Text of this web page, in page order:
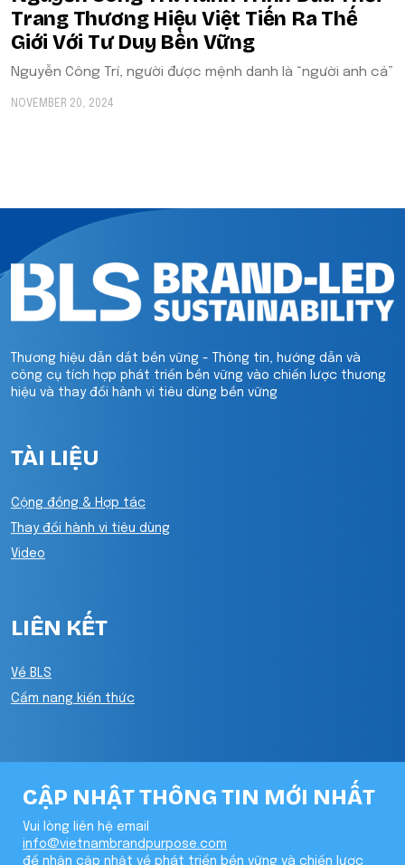
Trang Thương Hiệu Việt Tiến Ra Thế
Giới Với Tư Duy Bền Vững
Nguyễn Công Trí, người được mệnh danh là “người anh cả”
NOVEMBER 20, 2024
Thương hiệu dẫn dắt bền vững - Thông tin, hướng dẫn và
công cụ tích hợp phát triển bền vững vào chiến lược thương
hiệu và thay đổi hành vi tiêu dùng bền vững
TÀI LIỆU
Cộng đồng & Hợp tác
Thay đổi hành vi tiêu dùng
Video
LIÊN KẾT
Về BLS
Cẩm nang kiến thức
CẬP NHẬT THÔNG TIN MỚI NHẤT
Vui lòng liên hệ email
info@vietnambrandpurpose.com
để nhận cập nhật về phát triển bền vững và chiến lược